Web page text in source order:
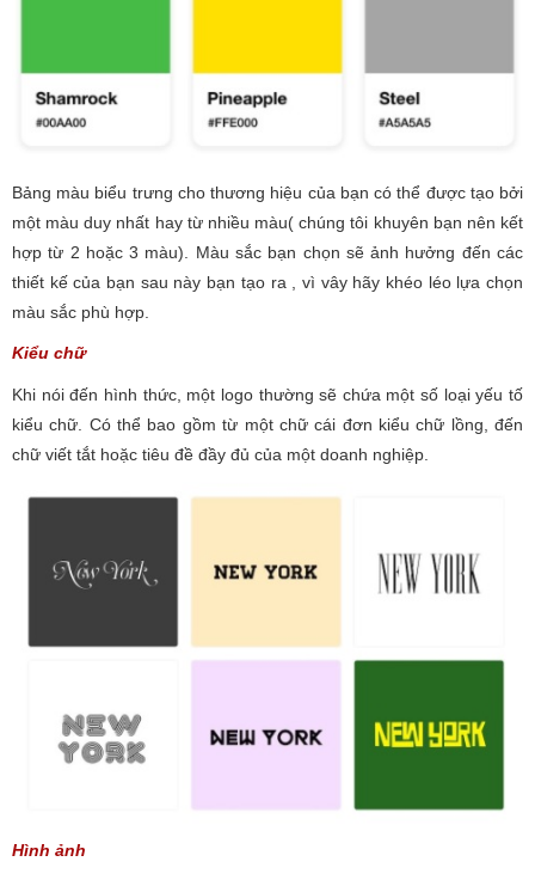
Bảng màu biểu trưng cho thương hiệu của bạn có thể được tạo bởi
một màu duy nhất hay từ nhiều màu( chúng tôi khuyên bạn nên kết
hợp từ 2 hoặc 3 màu). Màu sắc bạn chọn sẽ ảnh hưởng đến các
thiết kế của bạn sau này bạn tạo ra , vì vây hãy khéo léo lựa chọn
màu sắc phù hợp.
Kiểu chữ
Khi nói đến hình thức, một logo thường sẽ chứa một số loại yếu tố
kiểu chữ. Có thể bao gồm từ một chữ cái đơn kiểu chữ lồng, đến
chữ viết tắt hoặc tiêu đề đầy đủ của một doanh nghiệp.
Hình ảnh